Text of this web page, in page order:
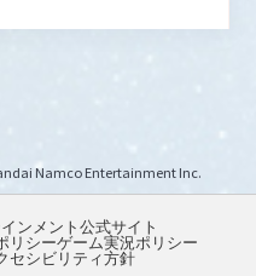
Namco Entertainment Inc.
ンメント公式サイト
リシーゲーム実況ポリシー
セシビリティ方針